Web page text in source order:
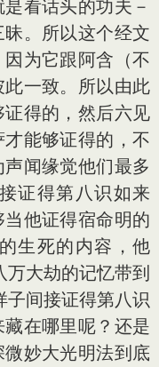
看话头的功夫－
。所以这个经文
因为它跟阿含（不
一致。所以由此
得的，然后六见
能够证得的，不
闻缘觉他们最多
证得第八识如来
他证得宿命明的
生死的内容，他
大劫的记忆带到
子间接证得第八识
在哪里呢？还是
妙大光明法到底